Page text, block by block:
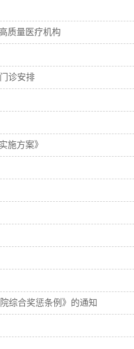
质量医疗机构
诊安排
施方案》
综合奖惩条例》的通知